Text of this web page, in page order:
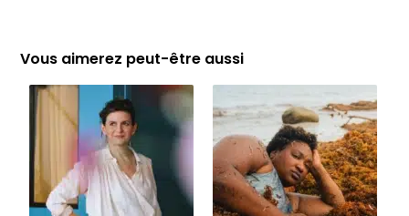
Vous aimerez peut-être aussi